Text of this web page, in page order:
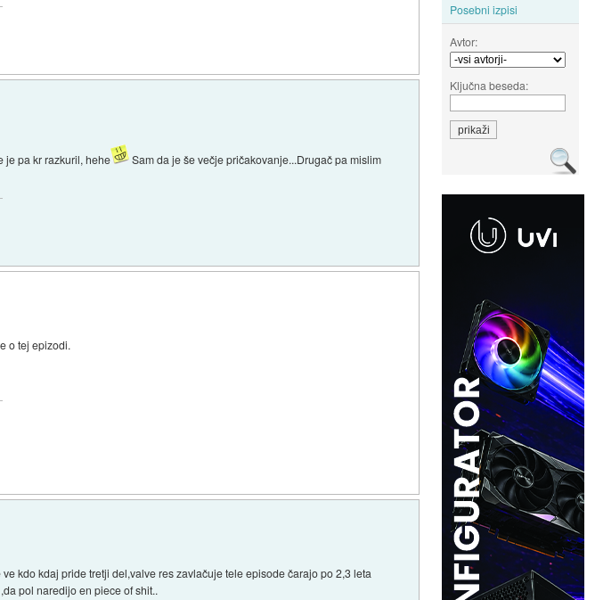
Posebni izpisi
Avtor:
Ključna beseda:
je pa kr razkuril, hehe
Sam da je še večje pričakovanje...Drugač pa mislim
o tej epizodi.
kdo kdaj pride tretji del,valve res zavlačuje tele episode čarajo po 2,3 leta
pol naredijo en piece of shit..